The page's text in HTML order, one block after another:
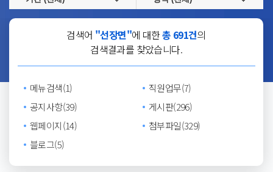
검색어 "선장면"에 대한총 691건의
검색결과를 찾았습니다.
메뉴검색(1)
직원업무(7)
공지사항(39)
게시판(296)
웹페이지(14)
첨부파일(329)
블로그(5)